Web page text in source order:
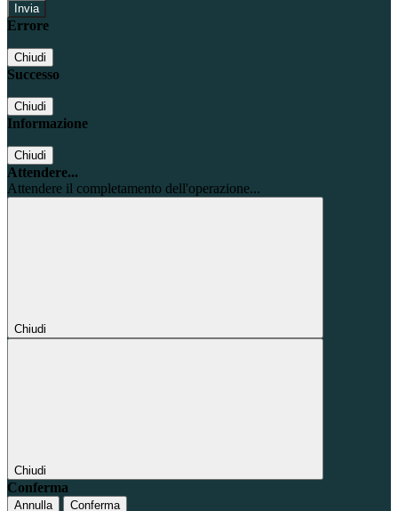
Errore
Chiudi
Successo
Chiudi
Informazione
Chiudi
Attendere...
Attendere il completamento dell'operazione...
Chiudi
Chiudi
Conferma
Annulla Conferma